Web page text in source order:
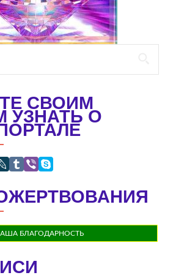
СВОИМ
УЗНАТЬ О
БЛАГОДАРНОСТЬ